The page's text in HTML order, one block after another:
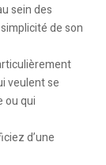
sein des
de son
veulent se
ou qui
d’une